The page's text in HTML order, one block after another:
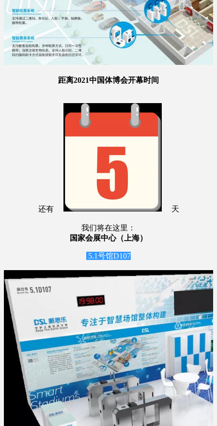
距离2021中国体博会开幕时间
还有 天
我们将在这里：
国家会展中心（上海）
5.1号馆D107